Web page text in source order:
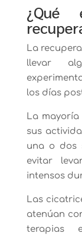
¿Qué
La
llevar
los días
La
sus
una o dos
evitar
intensos
Las
atenúan
terapias